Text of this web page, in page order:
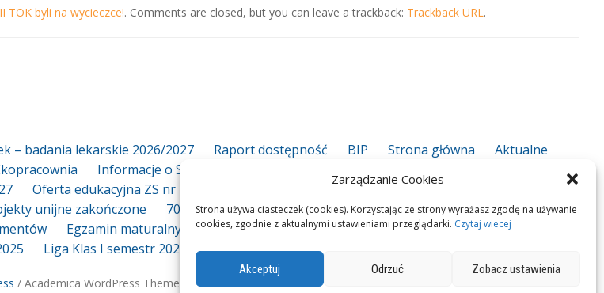
Zarządzanie Cookies
Strona używa ciasteczek (cookies). Korzystając ze strony wyrażasz zgodę na używanie
cookies, zgodnie z aktualnymi ustawieniami przeglądarki. Czytaj wiecej
Akceptuj Odrzuć Zobacz ustawienia
TOK byli na wycieczce!. Comments are closed, but you can leave a trackback: Trackback URL.
– badania lekarskie 2026/2027 Raport dostępność BIP Strona główna
Aktualne
Informacje o Szkole
Kalendarz roku szkolnego
Oferta edukacyjna ZS nr 18 2026/2027 Kierunki kształcenia 2026/2027
unijne zakończone 70-lecie Dyrekcja Nauczyciele Pedagog/psycholog
Plan
Egzamin maturalny Egzamin zawodowy Przedmioty zawodowe
Podręczniki
Liga Klas I semestr 2025_2026 Lokalizacja i dojazd
/ Academica WordPress Theme byWPZOOM